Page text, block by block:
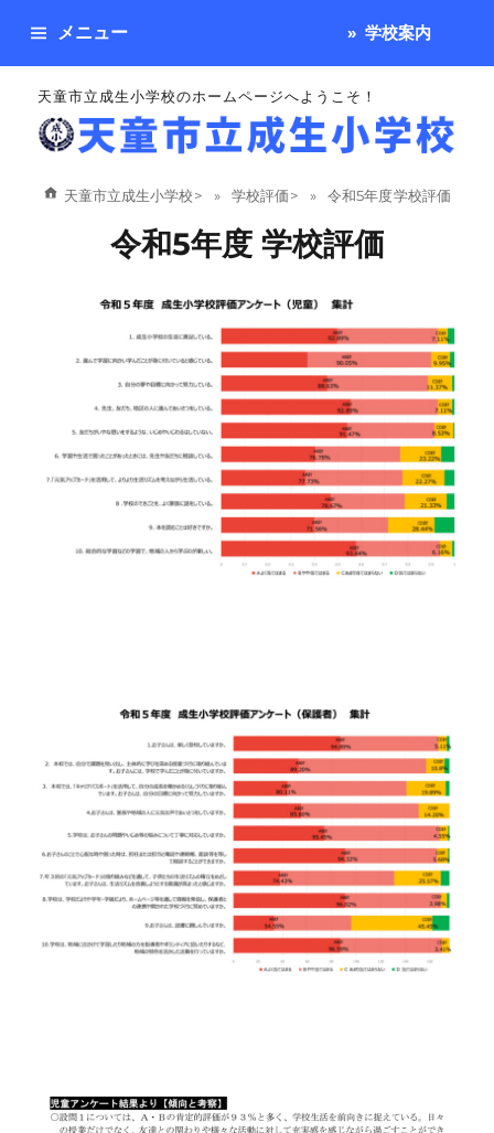
天童市立成生小学校のホームページへようこそ！
メニュー 学校案内
天童市立成生小学校 > 学校評価 > 令和5年度 学校評価
令和5年度 学校評価